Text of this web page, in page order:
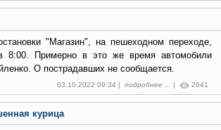
"Магазин", на пешеходном переходе,
8:00. Примерно в это же время автомобили
О пострадавших не сообщается.
03.10.2022 09:34 | подробнее ... | 2641
курица